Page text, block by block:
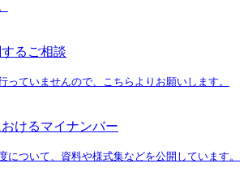
るご相談
っていませんので、こちらよりお願いします。
けるマイナンバー
について、資料や様式集などを公開しています。